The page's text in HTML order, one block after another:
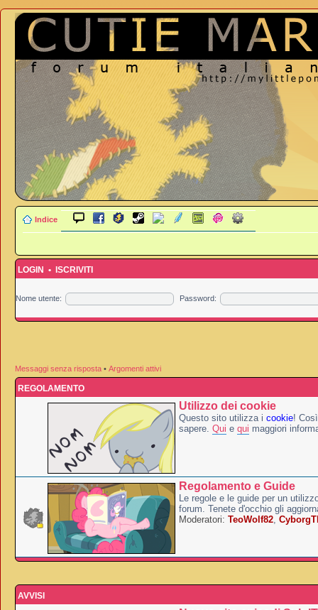
Indice
LOGIN • ISCRIVITI
Nome utente: Password:
Messaggi senza risposta • Argomenti attivi
REGOLAMENTO
Utilizzo dei cookie
Questo sito utilizza i cookie!
sapere. Qui e qui maggiori
Regolamento e Guide
Le regole e le guide per un
forum. Tenete d'occhio gli
Moderatori: TeoWolf82,
AVVISI